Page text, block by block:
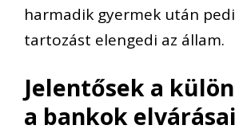
harmadik gyermek után
tartozást elengedi az állam.
Jelentősek a
a bankok